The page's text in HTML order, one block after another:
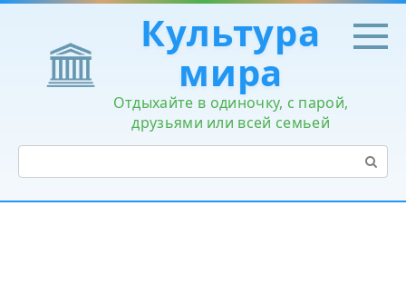
Перейти
контенту
Культура
мира
Отдыхайте в одиночку, с парой,
друзьями или всей семьей
Поиск: